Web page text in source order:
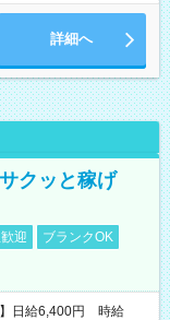
詳細へ
クッと稼げ
迎
ブランクOK
】日給6,400円 時給